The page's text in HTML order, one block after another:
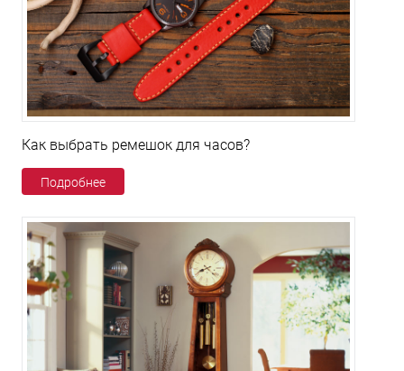
Как выбрать ремешок для часов?
Подробнее